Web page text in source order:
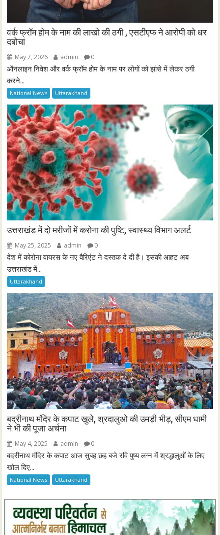
वर्क फ्रॉम होम के नाम की लाखो की ठगी , एसटीएफ ने आरोपी को धर
दबोचा
May 7, 2026 admin 0
ऑनलाइन निवेश और वर्क फ्रॉम होम के नाम पर लोगों को झांसे में लेकर ठगी
करने...
National News Uttarakhand
उत्तराखंड में दो मरीजों में करोना की पुष्टि, स्वास्थ्य विभाग अलर्ट
May 25, 2025 admin 0
देश में कोरोना वायरस के नए वैरिएंट ने दस्तक दे दी है। इसकी आहट अब
उत्तराखंड में...
Uttarakhand
बद्रीनाथ मंदिर के कपाट खुले, श्रदालुओ की उमड़ी भीड़, सीएम धामी
ने भी की पूजा अर्चना
May 4, 2025 admin 0
बदरीनाथ मंदिर के कपाट आज सुबह छह बजे रवि पुष्य लग्न में श्रद्धालुओं के लिए
खोल दिए...
National News Uttarakhand